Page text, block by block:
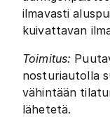
ilmavasti
kuivattavan
Toimitus:
nosturiautolla
vähintään
lähetetä.